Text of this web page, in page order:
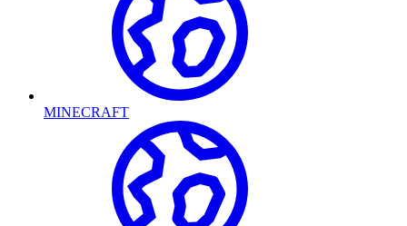
MINECRAFT